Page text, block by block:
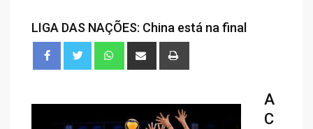
LIGA DAS NAÇÕES: China está na final
A
C